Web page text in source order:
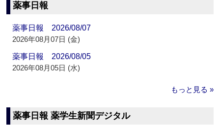
薬事日報
薬事日報 2026/08/07
2026年08月07日 (金)
薬事日報 2026/08/05
2026年08月05日 (水)
もっと見る »
薬事日報 薬学生新聞デジタル